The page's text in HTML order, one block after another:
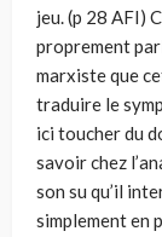
jeu. (p 28 AFI)
proprement
marxiste que
traduire le
ici toucher du
savoir chez
son su qu’il
simplement en